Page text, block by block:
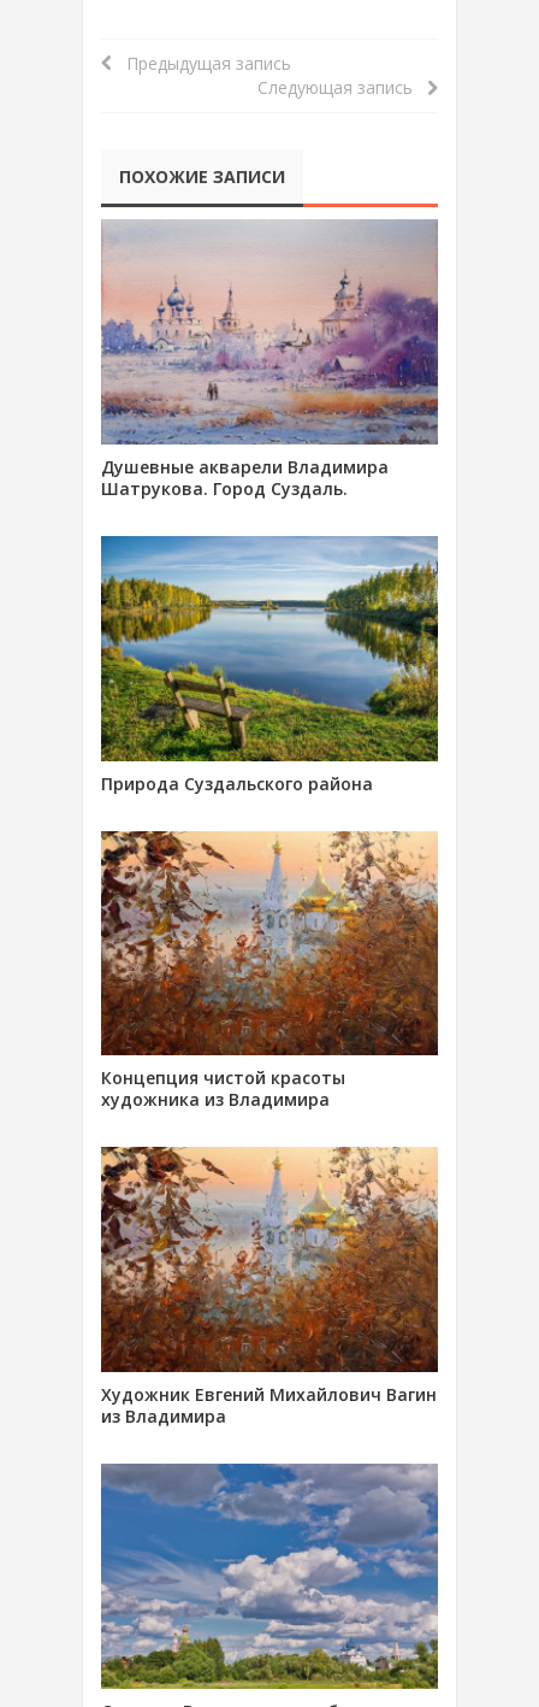
Предыдущая запись
Следующая запись
ПОХОЖИЕ ЗАПИСИ
Душевные акварели Владимира
Шатрукова. Город Суздаль.
Природа Суздальского района
Концепция чистой красоты
художника из Владимира
Художник Евгений Михайлович Вагин
из Владимира